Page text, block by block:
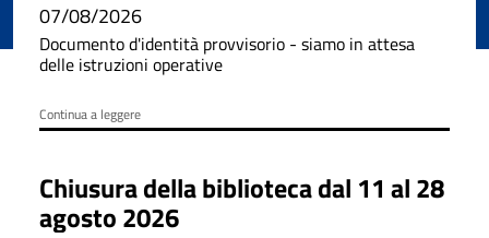
07/08/2026
Documento d'identità provvisorio - siamo in attesa
delle istruzioni operative
Continua a leggere
Chiusura della biblioteca dal 11 al 28
agosto 2026